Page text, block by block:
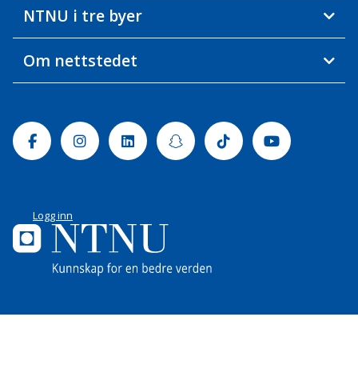
NTNU i tre byer
Om nettstedet
FacebookInstagramLinkedinSnapchatTiktok Youtube
Logg inn